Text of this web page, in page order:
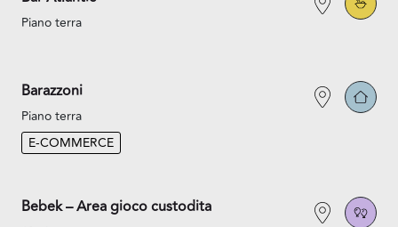
Piano terra
Barazzoni
Piano terra
E-COMMERCE
Bebek – Area gioco custodita